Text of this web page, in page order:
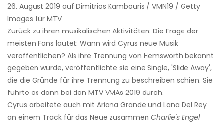
26. August 2019 auf Dimitrios Kambouris / VMN19 / Getty
Images für MTV
Zurück zu ihren musikalischen Aktivitäten: Die Frage der
meisten Fans lautet: Wann wird Cyrus neue Musik
veröffentlichen? Als ihre Trennung von Hemsworth bekannt
gegeben wurde, veröffentlichte sie eine Single, 'Slide Away',
die die Gründe für ihre Trennung zu beschreiben schien. Sie
führte es dann bei den MTV VMAs 2019 durch.
Cyrus arbeitete auch mit Ariana Grande und Lana Del Rey
an einem Track für das Neue zusammen Charlie's Engel